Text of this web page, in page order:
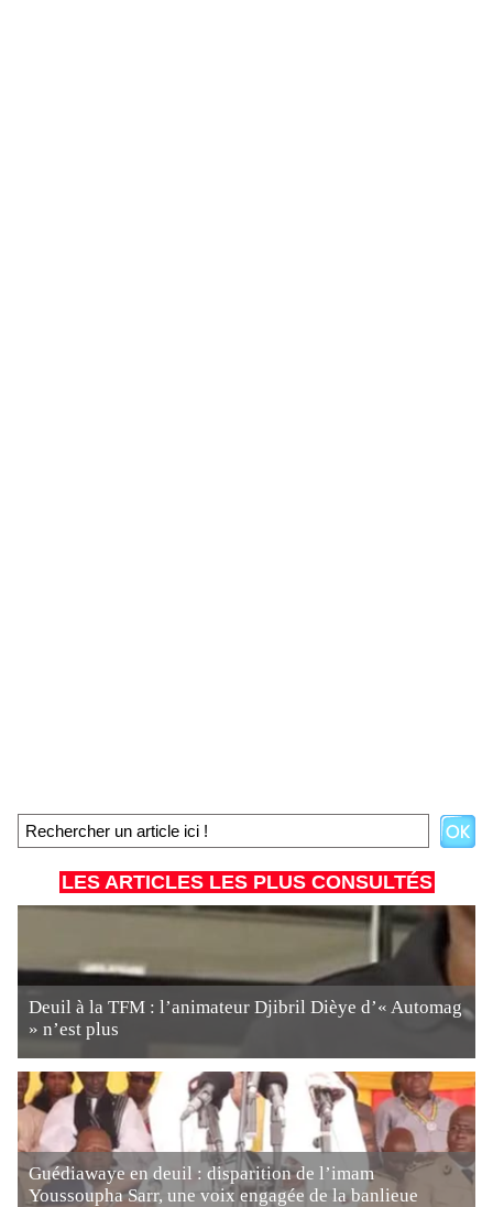
LES ARTICLES LES PLUS CONSULTÉS
Deuil à la TFM : l’animateur Djibril Dièye d’« Automag
» n’est plus
Guédiawaye en deuil : disparition de l’imam
Youssoupha Sarr, une voix engagée de la banlieue